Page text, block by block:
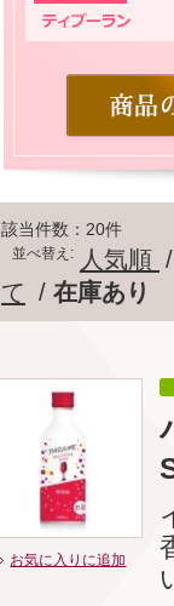
該当件数：20件
並べ替え: 人気順
て / 在庫あり
お気に入りに追加